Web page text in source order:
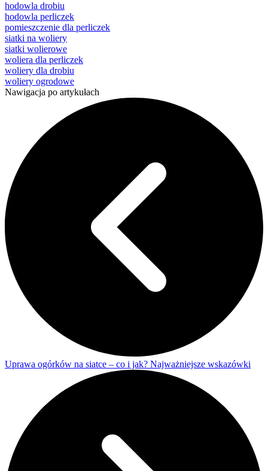
hodowla drobiu
hodowla perliczek
pomieszczenie dla perliczek
siatki na woliery
siatki wolierowe
woliera dla perliczek
woliery dla drobiu
woliery ogrodowe
Nawigacja po artykułach
Uprawa ogórków na siatce – co i jak? Najważniejsze wskazówki